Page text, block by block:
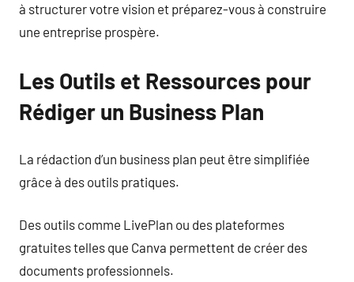
à structurer votre vision et préparez-vous à construire
une entreprise prospère.
Les Outils et Ressources pour
Rédiger un Business Plan
La rédaction d’un business plan peut être simplifiée
grâce à des outils pratiques.
Des outils comme LivePlan ou des plateformes
gratuites telles que Canva permettent de créer des
documents professionnels.